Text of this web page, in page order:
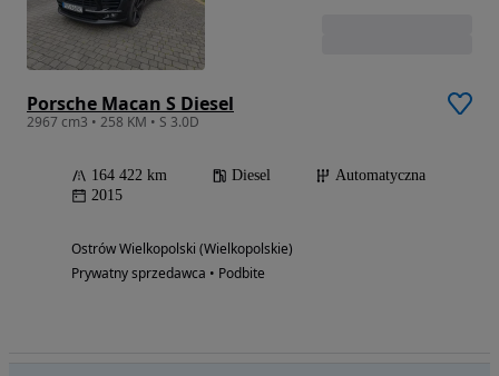
Porsche Macan S Diesel
2967 cm3 • 258 KM • S 3.0D
164 422 km Diesel
Automatyczna
2015
Ostrów Wielkopolski (Wielkopolskie)
Prywatny sprzedawca • Podbite